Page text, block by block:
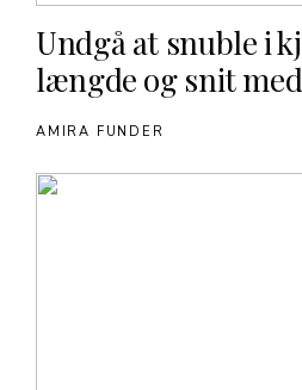
Undgå at snuble i
længde og snit
AMIRA FUNDER